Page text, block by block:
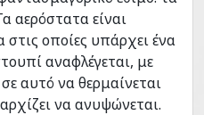
αερόστατα είναι
στις οποίες υπάρχει ένα
αναφλέγεται, με
αυτό να θερμαίνεται
να ανυψώνεται.